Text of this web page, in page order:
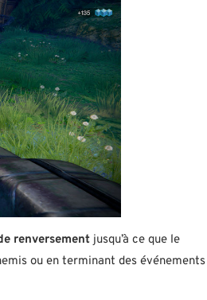
renversement jusqu’à ce que le
ou en terminant des événements